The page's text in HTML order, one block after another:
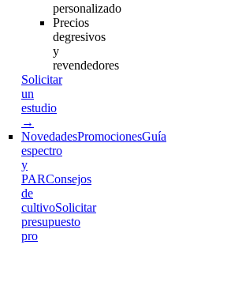
personalizado
Precios
degresivos
y
revendedores
Solicitar
un
estudio
→
NovedadesPromocionesGuía
espectro
y
PARConsejos
de
cultivoSolicitar
presupuesto
pro